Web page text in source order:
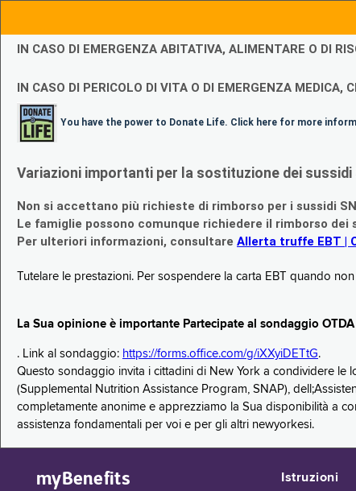
IN CASO DI EMERGENZA ABITATIVA, ALIMENTARE O DI
IN CASO DI PERICOLO DI VITA O DI EMERGENZA MEDICA,
You have the power to Donate Life. Click here for more
Variazioni importanti per la sostituzione dei
Non si accettano più richieste di rimborso per i sussidi
Le famiglie possono comunque richiedere il rimborso
Per ulteriori informazioni, consultare Allerta truffe EBT |
Tutelare le prestazioni. Per sospendere la carta EBT quando
La Sua opinione è importante Partecipate al sondaggio
. Link al sondaggio: https://forms.office.com/g/iXXyiDETtG.
Questo sondaggio invita i cittadini di New York a condividere le
(Supplemental Nutrition Assistance Program, SNAP),
completamente anonime e apprezziamo la Sua disponibilità a
assistenza fondamentali per voi e per gli altri newyorkesi.
myBenefits Istruzioni